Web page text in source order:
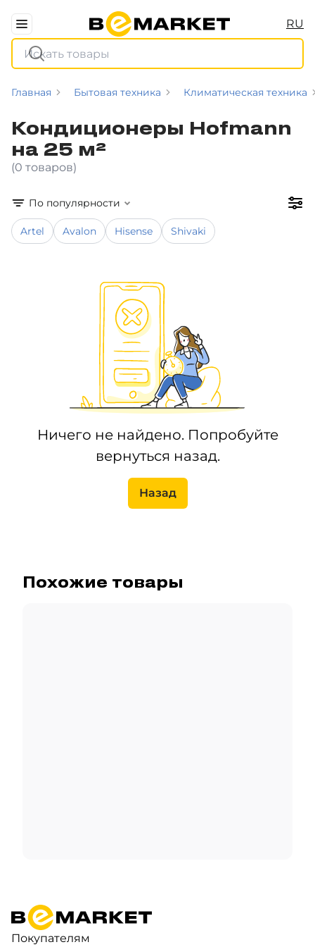
RU
Главная Бытовая техника Климатическая техника
Кондиционеры Hofmann
на 25 м²
(0 товаров)
По популярности
Artel Avalon Hisense Shivaki
Ничего не найдено. Попробуйте
вернуться назад.
Назад
Похожие товары
Покупателям